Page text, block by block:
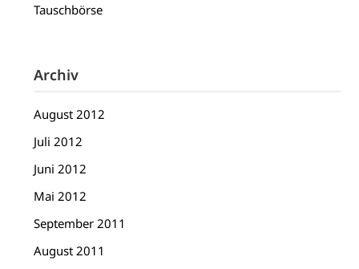
Tauschbörse
Archiv
August 2012
Juli 2012
Juni 2012
Mai 2012
September 2011
August 2011